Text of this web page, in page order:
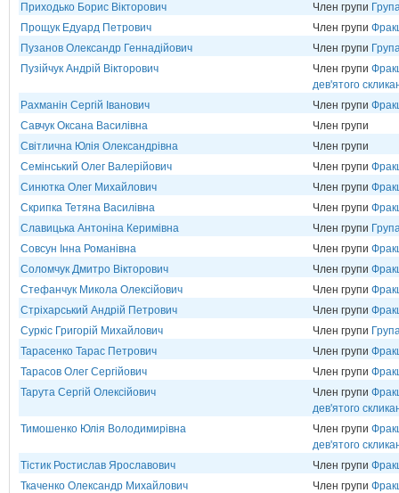
Приходько Борис Вікторович
Член групи
Прощук Едуард Петрович
Член групи
Пузанов Олександр Геннадійович
Член групи
Пузійчук Андрій Вікторович
Член групи
дев'ятого
Рахманін Сергій Іванович
Член групи
Савчук Оксана Василівна
Член групи
Світлична Юлія Олександрівна
Член групи
Семінський Олег Валерійович
Член групи
Синютка Олег Михайлович
Член групи
Скрипка Тетяна Василівна
Член групи
Славицька Антоніна Керимівна
Член групи
Совсун Інна Романівна
Член групи
Соломчук Дмитро Вікторович
Член групи
Стефанчук Микола Олексійович
Член групи
Стріхарський Андрій Петрович
Член групи
Суркіс Григорій Михайлович
Член групи
Тарасенко Тарас Петрович
Член групи
Тарасов Олег Сергійович
Член групи
Тарута Сергій Олексійович
Член групи
дев'ятого
Тимошенко Юлія Володимирівна
Член групи
дев'ятого
Тістик Ростислав Ярославович
Член групи
Ткаченко Олександр Михайлович
Член групи